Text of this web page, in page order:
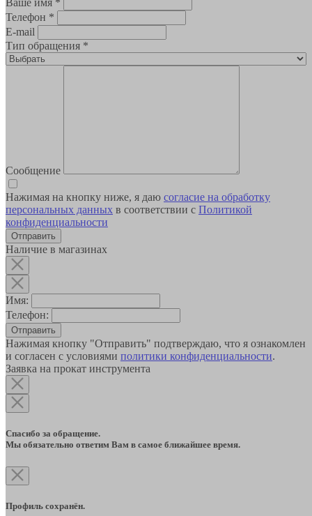
Ваше имя *
Телефон *
E-mail
Тип обращения *
Сообщение
Нажимая на кнопку ниже, я даю согласие на обработку
персональных данных в соответствии с Политикой
конфиденциальности
Наличие в магазинах
Имя:
Телефон:
Отправить
Нажимая кнопку "Отправить" подтверждаю, что я ознакомлен
и согласен с условиями политики конфиденциальности.
Заявка на прокат инструмента
Спасибо за обращение.
Мы обязательно ответим Вам в самое ближайшее время.
Профиль сохранён.